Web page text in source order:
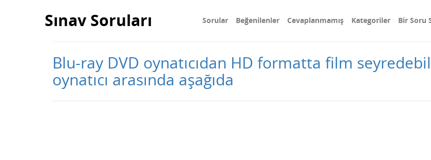
Sınav Soruları Sorular Beğenilenler Cevaplanmamış Kategoriler Bir Soru
Blu-ray DVD oynatıcıdan HD formatta film
oynatıcı arasında aşağıda